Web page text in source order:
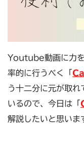
Youtube動画に力を
率的に行うべく「
う十二分に元が取れ
いるので、今日は「
解説したいと思いま